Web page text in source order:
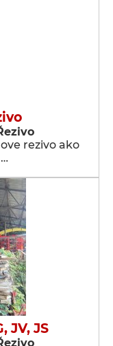
rezivo ako
JV, JS